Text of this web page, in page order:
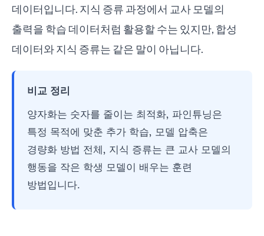
데이터입니다. 지식 증류 과정에서 교사 모델의
출력을 학습 데이터처럼 활용할 수는 있지만, 합성
데이터와 지식 증류는 같은 말이 아닙니다.
비교 정리
양자화는 숫자를 줄이는 최적화, 파인튜닝은
특정 목적에 맞춘 추가 학습, 모델 압축은
경량화 방법 전체, 지식 증류는 큰 교사 모델의
행동을 작은 학생 모델이 배우는 훈련
방법입니다.